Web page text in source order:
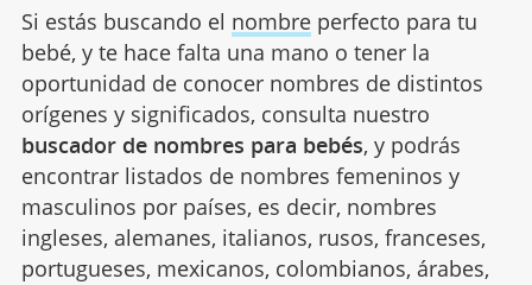
Si estás buscando el nombreperfecto para tu
bebé, y te hace falta una mano o tener la
oportunidad de conocer nombres de distintos
orígenes y significados, consulta nuestro
buscador de nombres para bebés, y podrás
encontrar listados de nombres femeninos y
masculinos por países, es decir, nombres
ingleses, alemanes, italianos, rusos, franceses,
portugueses, mexicanos, colombianos, árabes,